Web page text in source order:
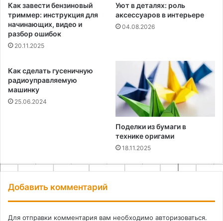
Как завести бензиновый
триммер: инструкция для
начинающих, видео и
разбор ошибок
20.11.2025
Уют в деталях: роль
аксессуаров в интерьере
04.08.2026
Как сделать гусеничную
радиоуправляемую
машинку
25.06.2024
Поделки из бумаги в
технике оригами
18.11.2025
Добавить комментарий
Для отправки комментария вам необходимо авторизоваться.